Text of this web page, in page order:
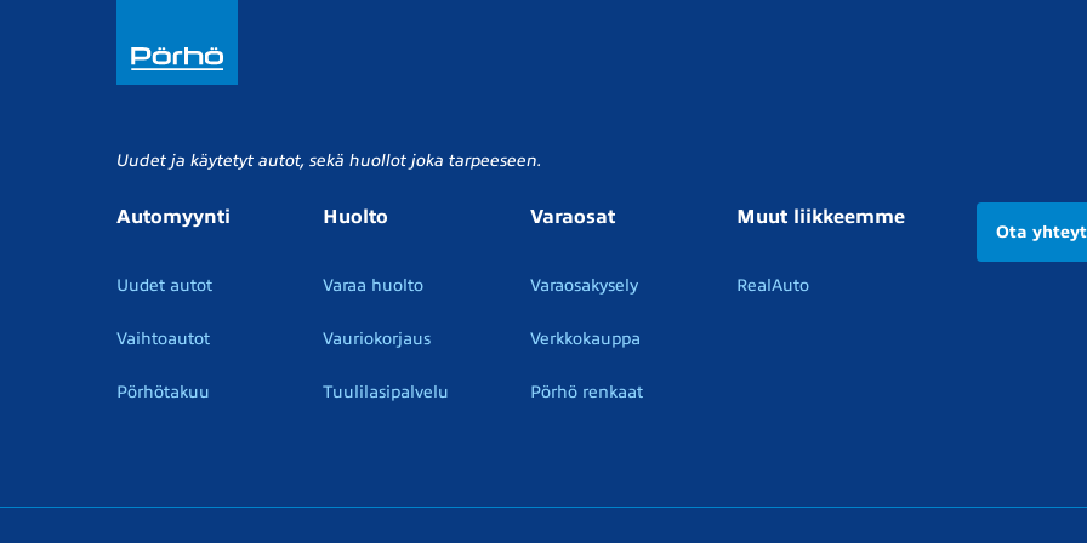
Uudet ja käytetyt autot, sekä huollot joka tarpeeseen.
Automyynti
Uudet autot
Vaihtoautot
Pörhötakuu
Huolto
Varaa huolto
Vauriokorjaus
Tuulilasipalvelu
Varaosat
Varaosakysely
Verkkokauppa
Pörhö renkaat
Muut liikkeemme
RealAuto
Ota